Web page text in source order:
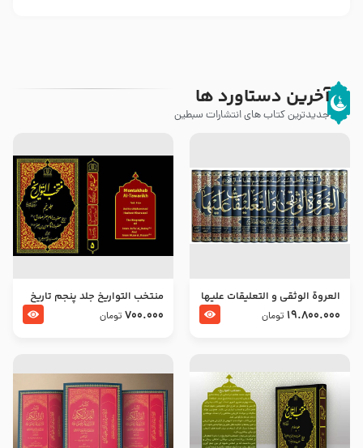
آخرین دستاورد ها
جدیدترین کتاب های انتشارات سبطین
العروة الوثقى و التعليقات عليها
– طرح جدید
19.800.000 تومان
منتخب التواریخ جلد پنجم تاریخ
امام جعفر صادق و امام موسی
700.000 تومان